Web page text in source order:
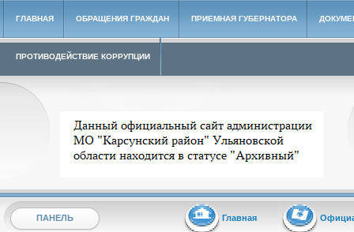
ГЛАВНАЯ ОБРАЩЕНИЯ ГРАЖДАН ПРИЕМНАЯ ГУБЕРНАТОРА
ПРОТИВОДЕЙСТВИЕ КОРРУПЦИИ
Архивный сайт администрации МО "Карсунский район"
ПАНЕЛЬ Главная